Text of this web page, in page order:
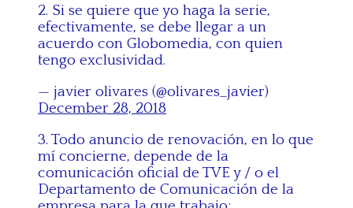
2. Si se quiere que yo haga la serie,
efectivamente, se debe llegar a un
acuerdo con Globomedia, con quien
tengo exclusividad.
— javier olivares (@olivares_javier)
December 28, 2018
3. Todo anuncio de renovación, en lo que
mí concierne, depende de la
comunicación oficial de TVE y / o el
Departamento de Comunicación de la